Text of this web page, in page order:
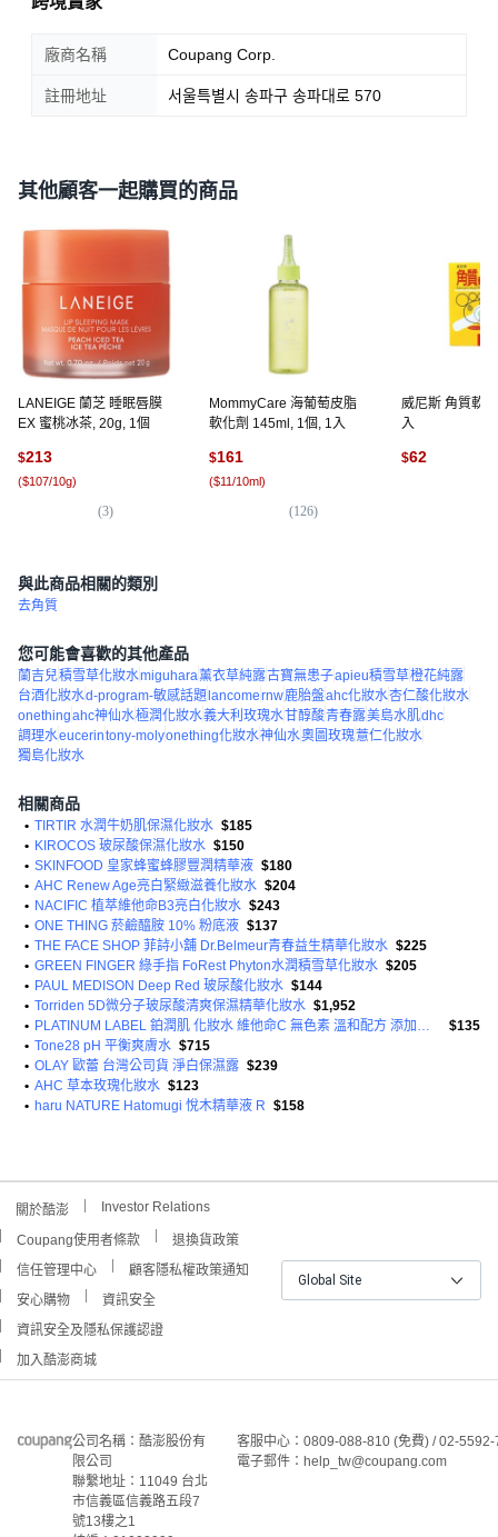
廠商名稱 Coupang Corp.
註冊地址 서울특별시 송파구 송파대로 570
其他顧客一起購買的商品
LANEIGE 蘭芝 睡眠唇膜
EX 蜜桃冰茶, 20g, 1個
$213
($107/10g)
(3)
MommyCare 海葡萄皮脂
軟化劑 145ml, 1個, 1入
$161
($11/10ml)
(126)
威尼斯 角質軟
入
$62
與此商品相關的類別
去角質
您可能會喜歡的其他產品
蘭吉兒積雪草化妝水miguhara薰衣草純露古寶無患子apieu積雪草橙花純露
台酒化妝水d-program-敏感話題 lancomernw鹿胎盤ahc化妝水杏仁酸化妝水
onethingahc神仙水極潤化妝水義大利玫瑰水甘醇酸青春露美島水肌dhc
調理水eucerintony-molyonething化妝水神仙水奧圖玫瑰薏仁化妝水
獨島化妝水
相關商品
• TIRTIR 水潤牛奶肌保濕化妝水 $185
• KIROCOS 玻尿酸保濕化妝水 $150
• SKINFOOD 皇家蜂蜜蜂膠豐潤精華液 $180
• AHC Renew Age亮白緊緻滋養化妝水 $204
• NACIFIC 植萃維他命B3亮白化妝水 $243
• ONE THING 菸鹼醯胺 10% 粉底液 $137
• THE FACE SHOP 菲詩小舖 Dr.Belmeur青春益生精華化妝水 $225
• GREEN FINGER 綠手指 FoRest Phyton水潤積雪草化妝水 $205
• PAUL MEDISON Deep Red 玻尿酸化妝水 $144
• Torriden 5D微分子玻尿酸清爽保濕精華化妝水 $1,952
•
PLATINUM LABEL 鉑潤肌 化妝水 維他命C 無色素 溫和配方 添加三重膠原蛋白 緊緻滋養
$135
• Tone28 pH 平衡爽膚水 $715
• OLAY 歐蕾 台灣公司貨 淨白保濕露 $239
• AHC 草本玫瑰化妝水 $123
• haru NATURE Hatomugi 悅木精華液 R $158
關於酷澎 Investor Relations
Coupang使用者條款
退換貨政策
信任管理中心
顧客隱私權政策通知
安心購物
資訊安全
資訊安全及隱私保護認證
加入酷澎商城
Global Site
公司名稱：酷澎股份有
限公司
聯繫地址：11049 台北
市信義區信義路五段7
號13樓之1
客服中心：0809-088-810 (免費) / 02-
電子郵件：help_tw@coupang.com